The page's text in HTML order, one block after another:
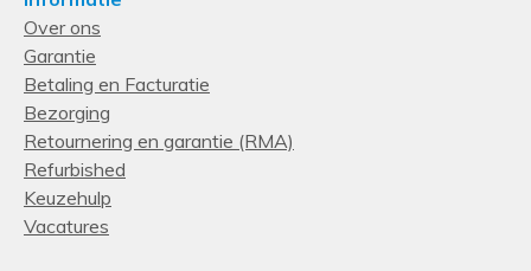
Over ons
Garantie
Betaling en Facturatie
Bezorging
Retournering en garantie (RMA)
Refurbished
Keuzehulp
Vacatures